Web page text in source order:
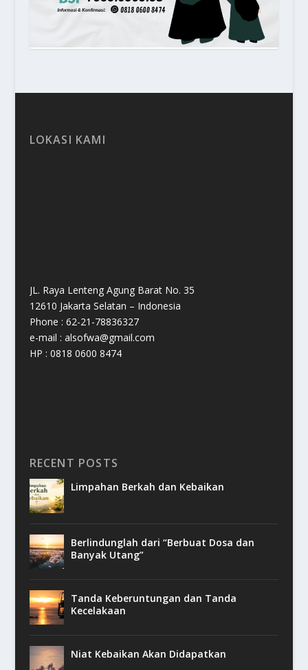
LOKASI KAMI
JL. Raya Lenteng Agung Barat No. 35
12610 Jakarta Selatan – Indonesia
Phone : 62-21-78836327
e-mail : alsofwa@gmail.com
HP : 0818 0600 8474
RECENT POSTS
Limpahan Berkah dan Kebaikan
Berlindunglah dari “Berbuat Dosa dan
Banyak Utang”
Tanda Keberuntungan dan Tanda
Kecelakaan
Niat Kebaikan Akan Didapatkan